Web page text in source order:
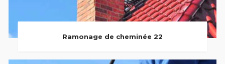
Ramonage de cheminée 22